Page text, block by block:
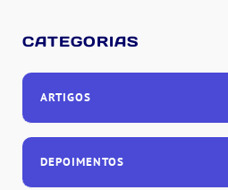
CATEGORIAS
ARTIGOS
DEPOIMENTOS